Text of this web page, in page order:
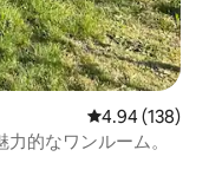
レビュー138
4.94 (138)
的なワンルーム。